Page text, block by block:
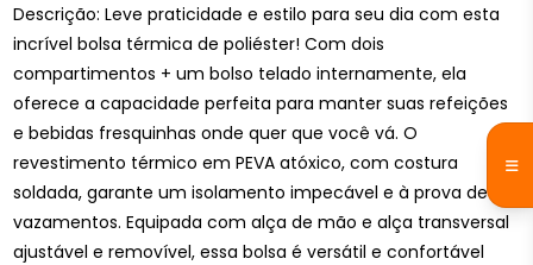
Descrição: Leve praticidade e estilo para seu dia com esta
incrível bolsa térmica de poliéster! Com dois
compartimentos + um bolso telado internamente, ela
oferece a capacidade perfeita para manter suas refeições
e bebidas fresquinhas onde quer que você vá. O
revestimento térmico em PEVA atóxico, com costura
soldada, garante um isolamento impecável e à prova de
vazamentos. Equipada com alça de mão e alça transversal
ajustável e removível, essa bolsa é versátil e confortável